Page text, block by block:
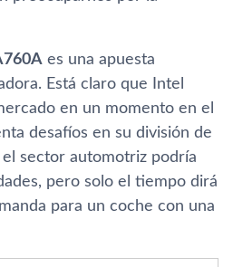
es una apuesta
Está claro que Intel
en un momento en el
desafíos en su división de
el sector automotriz podría
pero solo el tiempo dirá
para un coche con una